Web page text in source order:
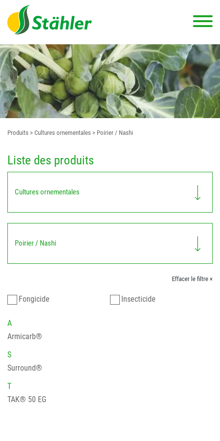
Produits > Cultures ornementales > Poirier / Nashi
Liste des produits
Cultures ornementales
Poirier / Nashi
Effacer le filtre ×
Fongicide Insecticide
A
Armicarb®
S
Surround®
T
TAK® 50 EG